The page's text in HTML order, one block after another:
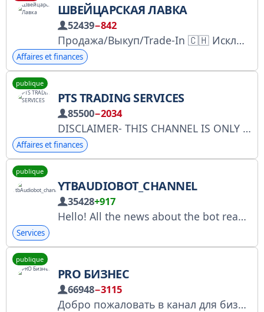
ШВЕЙЦАРСКАЯ ЛАВКА
52439−842
Продажа/Выкуп/Trade-In 🇨🇭 Исключительно оригинальные часы именитых брендов ➖ Лучшие цены ➖ Быстрая доставка по миру ➖ Accept USDT Заявки принимаются 24/7 Каталог : https://swisswatch.trade Manager : @swisslavkaofficial
Affaires et finances
publique
PTS TRADING SERVICES
85500−2034
DISCLAIMER- THIS CHANNEL IS ONLY FOR EDUCATIONAL PURPOSE, WHERE YOU CAN LEARN CHART READING.I AM NOT SEBI REGISTERED ANALYST. DO YOUR OWN RESEARCH BEFORE GO FOR ANY TRADE. NO FEES IS REQUIRED TO JOIN THIS GROUP
Affaires et finances
publique
YTBAUDIOBOT_CHANNEL
35428+917
Hello! All the news about the bot read here. Connection - @dindira
Services
publique
PRO БИЗНЕС
66948−3115
Добро пожаловать в канал для бизнеса и о бизнесе! ► Свежие новости индустрии: партнерства и уход с рынка. ► Стартапы и рекомендации для новичков. ► Лайфхаки для профессионалов. -------- По рекламе, cотрудничеству — @Tan1r